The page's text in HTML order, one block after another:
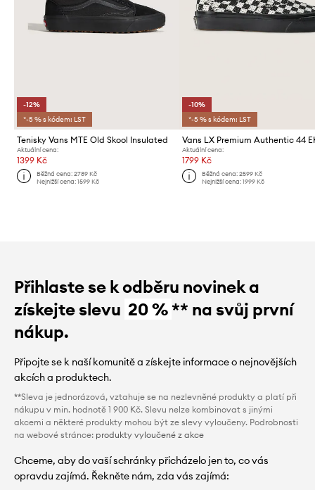
-12%
*-5 % s kódem: LST
Tenisky Vans MTE Old Skool Insulated
Aktuální cena:
1399 Kč
Běžná cena:2789 Kč
Nejnižší cena:1599 Kč
-10%
*-5 % s kódem: LST
Aktuální cena:
1799 Kč
Běžná cena: 2599 Kč
Nejnižší cena: 1999 Kč
Přihlaste se k odběru novinek a
získejte slevu 20 %** na svůj první
nákup.
Připojte se k naší komunitě a získejte informace o nejnovějších
akcích a produktech.
**Sleva je jednorázová, vztahuje se na nezlevněné produkty a platí při
nákupu v min. hodnotě 1 900 Kč. Slevu nelze kombinovat s jinými
akcemi a některé produkty mohou být ze slevy vyloučeny. Podrobnosti
na webové stránce: produkty vyloučené z akce
Chceme, aby do vaší schránky přicházelo jen to, co vás
opravdu zajímá. Řekněte nám, zda vás zajímá: